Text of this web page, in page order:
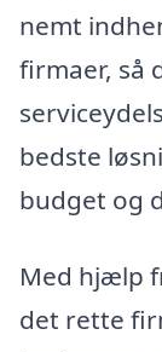
nemt
firmaer, så
bedste
budget og
Med hjælp
det rette